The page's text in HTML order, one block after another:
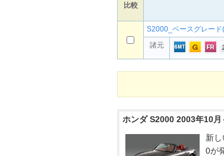
比較
S2000_ベースグレード
諸元
ホンダ S2000 2003年10月
新
0が